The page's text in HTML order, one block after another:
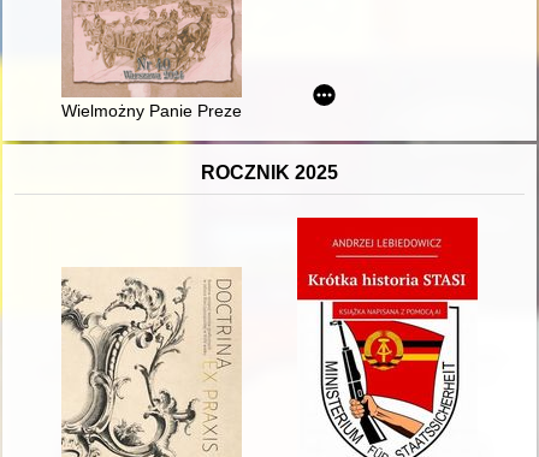
Wielmożny Panie Prezesie" : listy chłopów do Wincentego
ROCZNIK 2025